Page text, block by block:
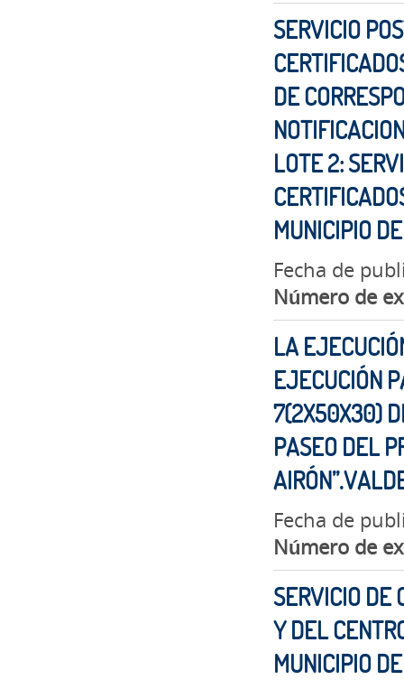
SERVICIO
DE
LOTE 2:
MUNICIPIO
Fecha de
Número de
LA
EJECUCIÓN
7(2X50X30)
PASEO DEL
Fecha de
Número de
SERVICIO DE
Y DEL
MUNICIPIO